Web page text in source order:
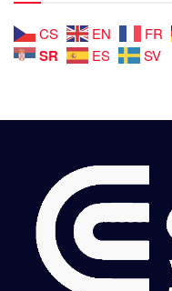
CS EN FR
SR ES SV